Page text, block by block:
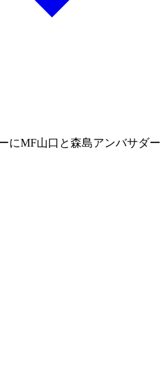
にMF山口と森島アンバサダー